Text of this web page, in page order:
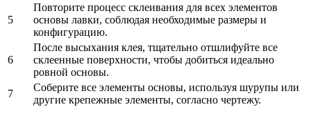
5
Повторите процесс склеивания для всех элементов
основы лавки, соблюдая необходимые размеры и
конфигурацию.
6
После высыхания клея, тщательно отшлифуйте все
склеенные поверхности, чтобы добиться идеально
ровной основы.
7
Соберите все элементы основы, используя шурупы или
другие крепежные элементы, согласно чертежу.